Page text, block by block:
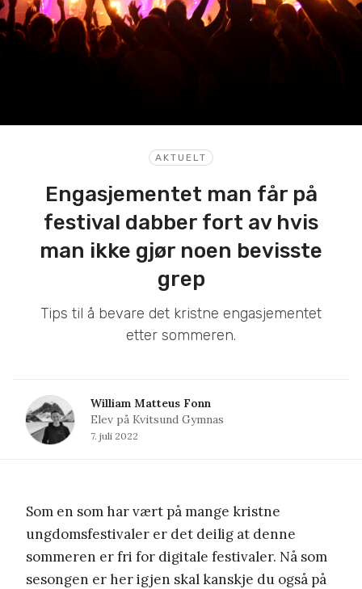
AKTUELT
Engasjementet man får på
festival dabber fort av hvis
man ikke gjør noen bevisste
grep
Tips til å bevare det kristne engasjementet
etter sommeren.
William Matteus Fonn
Elev på Kvitsund Gymnas
7. juli 2022
Som en som har vært på mange kristne
ungdomsfestivaler er det deilig at denne
sommeren er fri for digitale festivaler. Nå som
sesongen er her igjen skal kanskje du også på